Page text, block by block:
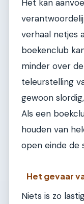
Het kan
verhaal netjes
boekenclub
minder over
teleurstelling
gewoon
Als een
houden van
open einde de
Het gevaar
Niets is zo